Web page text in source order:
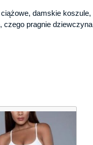
damskie koszule,
czego pragnie dziewczyna